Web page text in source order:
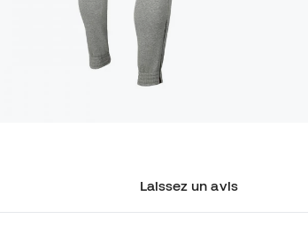
Laissez un avis